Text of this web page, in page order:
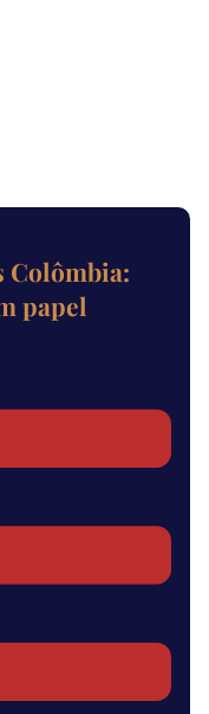
Colômbia:
papel